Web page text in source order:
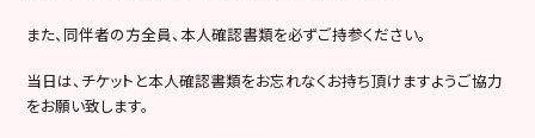
また、同伴者の方全員、本人確認書類を必ずご持参ください。
当日は、チケットと本人確認書類をお忘れなくお持ち頂けますようご協力
をお願い致します。